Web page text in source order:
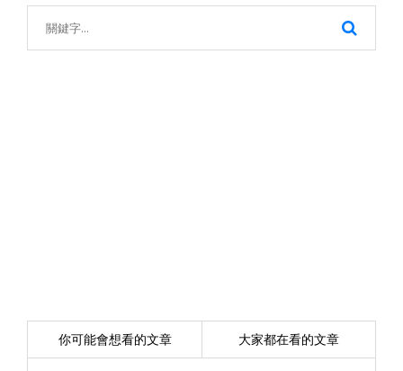
你可能會想看的文章 大家都在看的文章